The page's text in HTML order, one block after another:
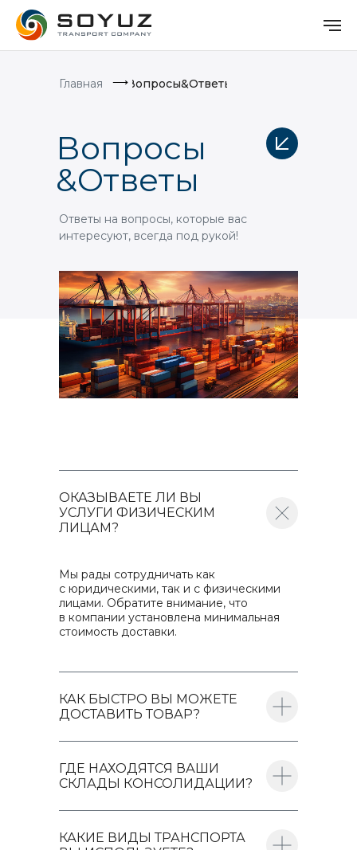
Главная Вопросы&Ответы
⟶
Ответы на вопросы, которые вас
интересуют, всегда под рукой!
Вопросы
&Ответы
ОКАЗЫВАЕТЕ ЛИ ВЫ
УСЛУГИ ФИЗИЧЕСКИМ
ЛИЦАМ?
Мы рады сотрудничать как
с юридическими, так и с физическими
лицами. Обратите внимание, что
в компании установлена минимальная
стоимость доставки.
КАК БЫСТРО ВЫ МОЖЕТЕ
ДОСТАВИТЬ ТОВАР?
ГДЕ НАХОДЯТСЯ ВАШИ
СКЛАДЫ КОНСОЛИДАЦИИ?
КАКИЕ ВИДЫ ТРАНСПОРТА